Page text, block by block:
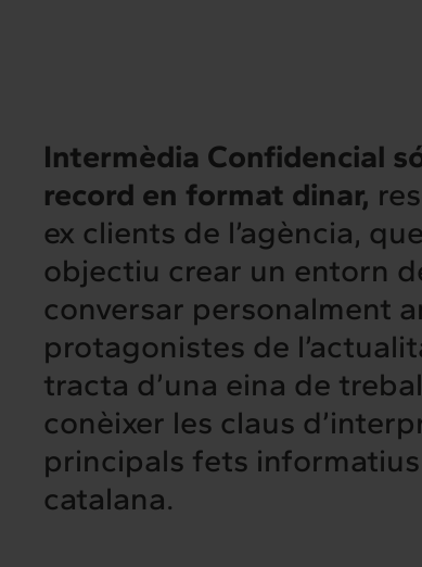
Intermèdia
Sobre nosaltres
Intermèdia Confidencial
record en format dinar,
ex clients de l’agència,
objectiu crear un entorn
conversar personalment
protagonistes de
tracta d’una eina de
conèixer les claus
principals fets
catalana.